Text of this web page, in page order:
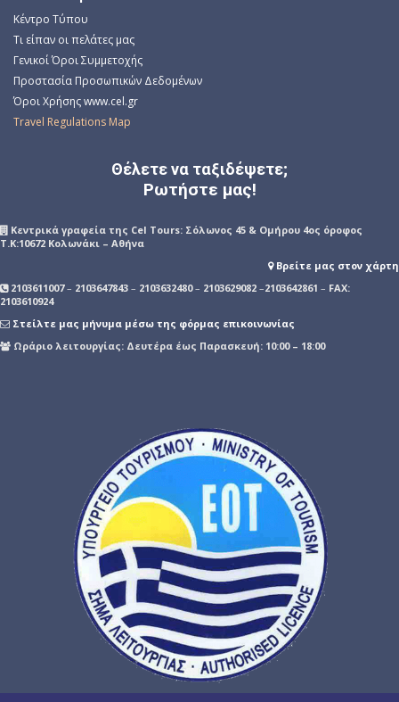
Κέντρο Τύπου
Τι είπαν οι πελάτες μας
Γενικοί Όροι Συμμετοχής
Προστασία Προσωπικών Δεδομένων
Όροι Χρήσης www.cel.gr
Travel Regulations Map
Θέλετε να ταξιδέψετε;
Ρωτήστε μας!
Kεντρικά γραφεία της Cel Tours: Σόλωνος 45 & Ομήρου 4ος όροφος
Τ.Κ:10672 Κολωνάκι – Αθήνα
Βρείτε μας στον χάρτη
2103611007– 2103647843 – 2103632480– 2103629082 –2103642861 – FAX:
2103610924
Στείλτε μας μήνυμα μέσω της φόρμας επικοινωνίας
Ωράριο λειτουργίας: Δευτέρα έως Παρασκευή: 10:00 – 18:00